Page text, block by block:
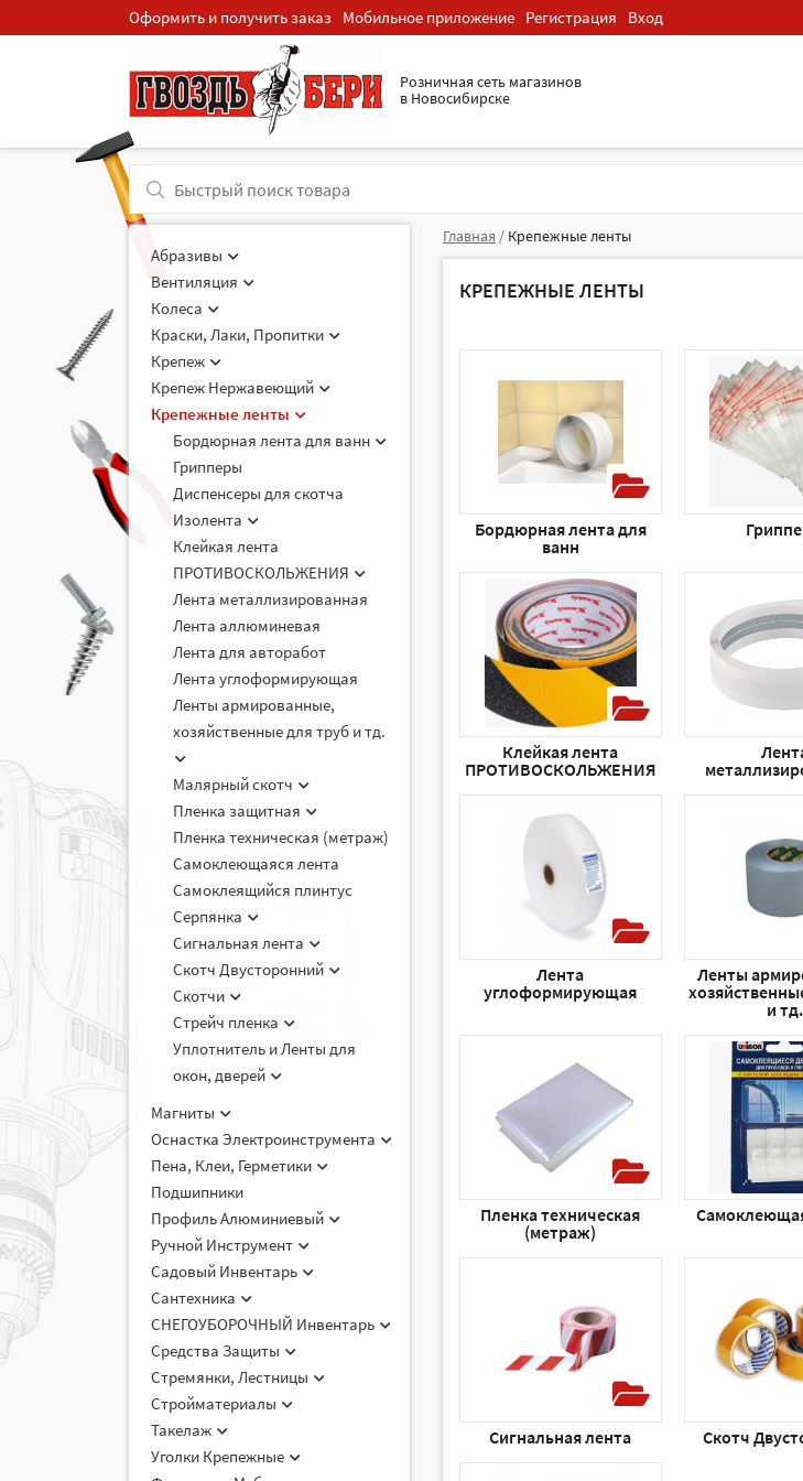
Оформить и получить заказ Мобильное приложение Регистрация Вход
Розничная cеть магазинов
в Новосибирске
Абразивы
Вентиляция
Колеса
Краски, Лаки, Пропитки
Крепеж
Крепеж Нержавеющий
Крепежные ленты
Бордюрная лента для ванн
Грипперы
Диспенсеры для скотча
Изолента
Клейкая лента
ПРОТИВОСКОЛЬЖЕНИЯ
Лента металлизированная
Лента аллюминевая
Лента для авторабот
Лента углоформирующая
Ленты армированные,
хозяйственные для труб и тд.
Малярный скотч
Пленка защитная
Пленка техническая (метраж)
Самоклеющаяся лента
Самоклеящийся плинтус
Серпянка
Сигнальная лента
Скотч Двусторонний
Скотчи
Стрейч пленка
Уплотнитель и Ленты для
окон, дверей
Магниты
Оснастка Электроинструмента
Пена, Клеи, Герметики
Подшипники
Профиль Алюминиевый
Ручной Инструмент
Садовый Инвентарь
Сантехника
СНЕГОУБОРОЧНЫЙ Инвентарь
Средства Защиты
Стремянки, Лестницы
Стройматериалы
Такелаж
Уголки Крепежные
Главная / Крепежные ленты
КРЕПЕЖНЫЕ ЛЕНТЫ
Бордюрная лента для
ванн
Клейкая лента
ПРОТИВОСКОЛЬЖЕНИЯ
Лента
углоформирующая
Ленты
и тд.
Пленка техническая
(метраж)
Сигнальная лента Скотч